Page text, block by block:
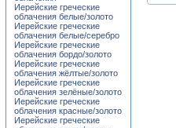
Иерейские греческие
облачения белые/золото
Иерейские греческие
облачения белые/серебро
Иерейские греческие
облачения бордо/золото
Иерейские греческие
облачения жёлтые/золото
Иерейские греческие
облачения зелёные/золото
Иерейские греческие
облачения красные/золото
Иерейские греческие